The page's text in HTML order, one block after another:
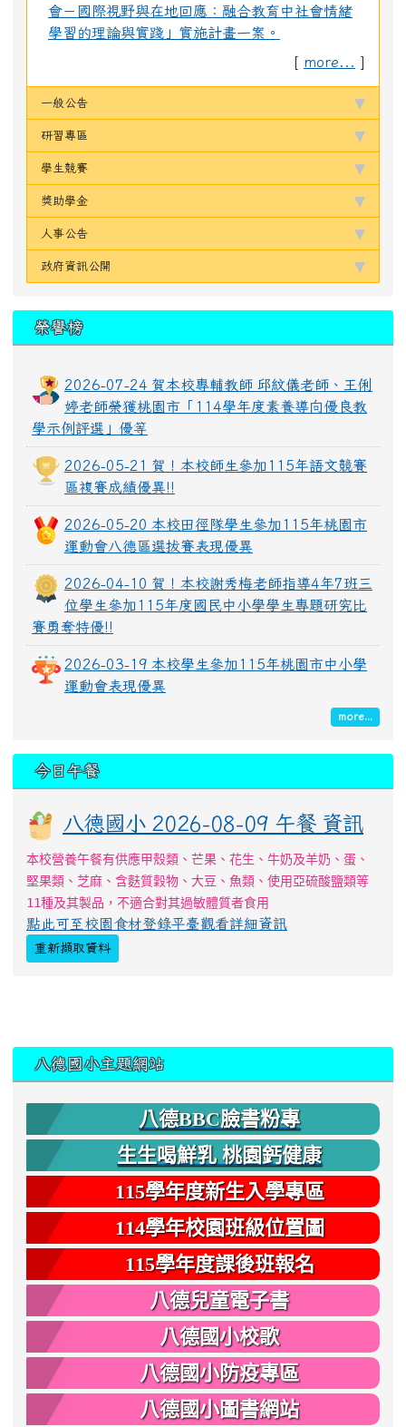
會－國際視野與在地回應：融合教育中社會情緒
學習的理論與實踐」實施計畫一案。
[ more... ]
一般公告
研習專區
學生競賽
獎助學金
人事公告
政府資訊公開
榮譽榜
2026-07-24 賀本校專輔教師 邱紋儀老師、王俐
婷老師榮獲桃園市「114學年度素養導向優良教
學示例評選」優等
2026-05-21 賀！本校師生參加115年語文競賽
區複賽成績優異!!
2026-05-20 本校田徑隊學生參加115年桃園市
運動會八德區選拔賽表現優異
2026-04-10 賀！本校謝秀梅老師指導4年7班三
位學生參加115年度國民中小學學生專題研究比
賽勇奪特優!!
2026-03-19 本校學生參加115年桃園市中小學
運動會表現優異
more...
今日午餐
八德國小 2026-08-09 午餐 資訊
本校營養午餐有供應甲殼類、芒果、花生、牛奶及羊奶、蛋、
堅果類、芝麻、含麩質穀物、大豆、魚類、使用亞硫酸鹽類等
11種及其製品，不適合對其過敏體質者食用
點此可至校園食材登錄平臺觀看詳細資訊
重新擷取資料
八德國小主題網站
八德BBC臉書粉專
生生喝鮮乳 桃園鈣健康
115學年度新生入學專區
114學年校園班級位置圖
115學年度課後班報名
八德兒童電子書
八德國小校歌
八德國小防疫專區
八德國小圖書網站